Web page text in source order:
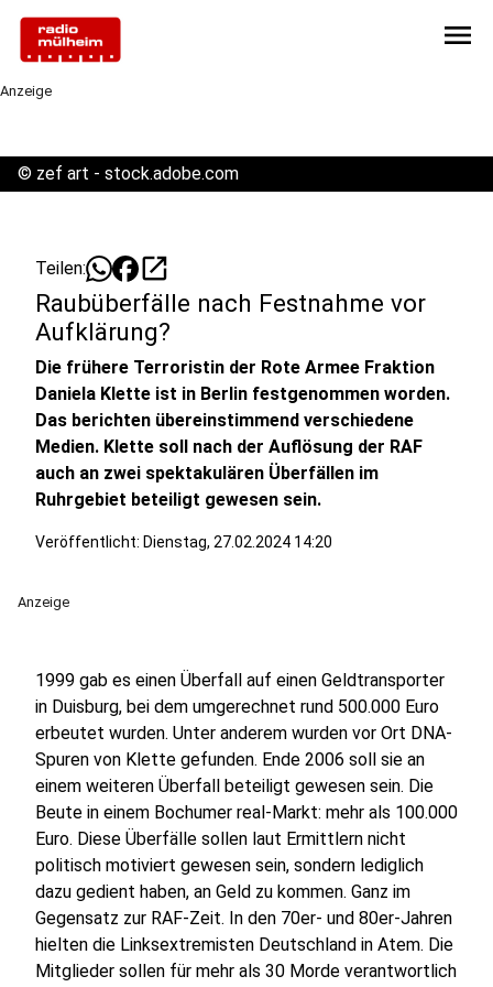
menu
Anzeige
© zef art - stock.adobe.com
Teilen: open_in_new
Raubüberfälle nach Festnahme vor
Aufklärung?
Die frühere Terroristin der Rote Armee Fraktion
Daniela Klette ist in Berlin festgenommen worden.
Das berichten übereinstimmend verschiedene
Medien. Klette soll nach der Auflösung der RAF
auch an zwei spektakulären Überfällen im
Ruhrgebiet beteiligt gewesen sein.
Veröffentlicht: Dienstag, 27.02.2024 14:20
Anzeige
1999 gab es einen Überfall auf einen Geldtransporter
in Duisburg, bei dem umgerechnet rund 500.000 Euro
erbeutet wurden. Unter anderem wurden vor Ort DNA-
Spuren von Klette gefunden. Ende 2006 soll sie an
einem weiteren Überfall beteiligt gewesen sein. Die
Beute in einem Bochumer real-Markt: mehr als 100.000
Euro. Diese Überfälle sollen laut Ermittlern nicht
politisch motiviert gewesen sein, sondern lediglich
dazu gedient haben, an Geld zu kommen. Ganz im
Gegensatz zur RAF-Zeit. In den 70er- und 80er-Jahren
hielten die Linksextremisten Deutschland in Atem. Die
Mitglieder sollen für mehr als 30 Morde verantwortlich